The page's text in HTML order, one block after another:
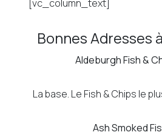
[vc_column_text]
Bonnes Adresses
Aldeburgh Fish &
La base. Le Fish & Chips le
Ash Smoked